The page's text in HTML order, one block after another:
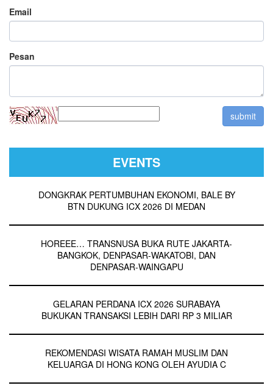
Email
Pesan
EVENTS
DONGKRAK PERTUMBUHAN EKONOMI, BALE BY
BTN DUKUNG ICX 2026 DI MEDAN
HOREEE… TRANSNUSA BUKA RUTE JAKARTA-
BANGKOK, DENPASAR-WAKATOBI, DAN
DENPASAR-WAINGAPU
GELARAN PERDANA ICX 2026 SURABAYA
BUKUKAN TRANSAKSI LEBIH DARI RP 3 MILIAR
REKOMENDASI WISATA RAMAH MUSLIM DAN
KELUARGA DI HONG KONG OLEH AYUDIA C